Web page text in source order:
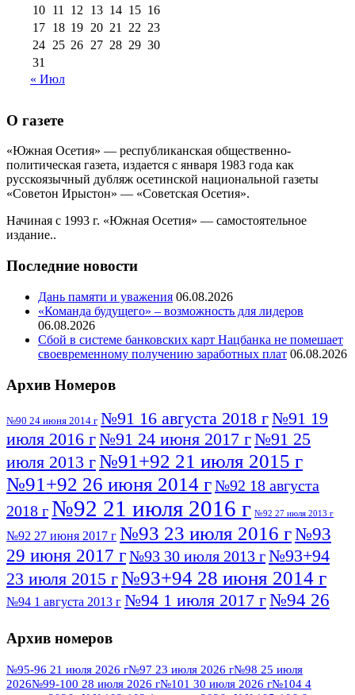
10 11 12 13 14 15 16
17 18 19 20 21 22 23
24 25 26 27 28 29 30
31
« Июл
О газете
«Южная Осетия» — республиканская общественно-
политическая газета, издается с января 1983 года как
русскоязычный дубляж осетинской национальной газеты
«Советон Ирыстон» — «Советская Осетия».
Начиная с 1993 г. «Южная Осетия» — самостоятельное
издание..
Последние новости
Дань памяти и уважения 06.08.2026
«Команда будущего» – возможность для лидеров
06.08.2026
Сбой в системе банковских карт Нацбанка не помешает
своевременному получению заработных плат 06.08.2026
Архив Номеров
№90 24 июня 2014 г №91 16 августа 2018 г№91 19
июля 2016 г№91 24 июня 2017 г№91 25
июля 2013 г№91+92 21 июля 2015 г
№91+92 26 июня 2014 г№92 18 августа
2018 г№92 21 июля 2016 г №92 27 июля 2013 г
№92 27 июня 2017 г №93 23 июля 2016 г№93
29 июня 2017 г№93 30 июля 2013 г№93+94
23 июля 2015 г№93+94 28 июня 2014 г
№94 1 августа 2013 г №94 1 июля 2017 г№94 26
№95 7 августа 2012 г
№95 28 июля 2016 г№95+96 3 августа
2013 г№96 6 июля 2017 г№96 9 августа
Архив номеров
№95-96 21 июля 2026 г№97 23 июля 2026 г№98 25 июля
2026№99-100 28 июля 2026 г№101 30 июля 2026 г№104 4